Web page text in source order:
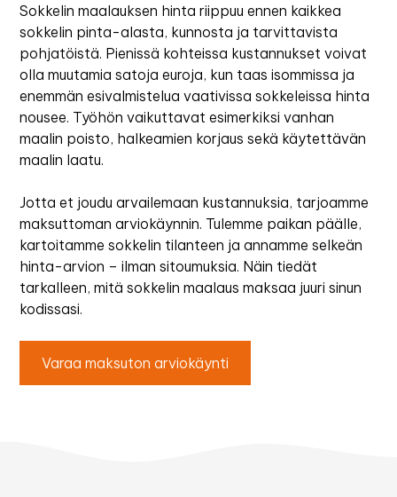
Sokkelin maalauksen hinta riippuu ennen kaikkea
sokkelin pinta-alasta, kunnosta ja tarvittavista
pohjatöistä. Pienissä kohteissa kustannukset voivat
olla muutamia satoja euroja, kun taas isommissa ja
enemmän esivalmistelua vaativissa sokkeleissa hinta
nousee. Työhön vaikuttavat esimerkiksi vanhan
maalin poisto, halkeamien korjaus sekä käytettävän
maalin laatu.
Jotta et joudu arvailemaan kustannuksia, tarjoamme
maksuttoman arviokäynnin. Tulemme paikan päälle,
kartoitamme sokkelin tilanteen ja annamme selkeän
hinta-arvion – ilman sitoumuksia. Näin tiedät
tarkalleen, mitä sokkelin maalaus maksaa juuri sinun
kodissasi.
Varaa maksuton arviokäynti